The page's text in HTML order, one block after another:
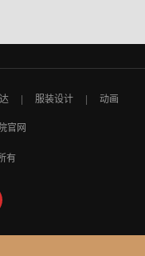
服装设计 动画
官网
有